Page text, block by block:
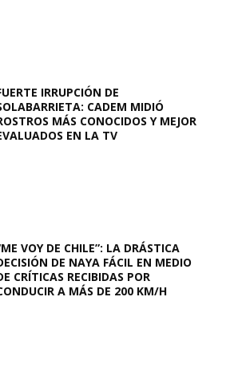
IRRUPCIÓN DE
CADEM MIDIÓ
MÁS CONOCIDOS Y MEJOR
EN LA TV
VOY DE CHILE”: LA DRÁSTICA
DE NAYA FÁCIL EN MEDIO
CRÍTICAS RECIBIDAS POR
A MÁS DE 200 KM/H